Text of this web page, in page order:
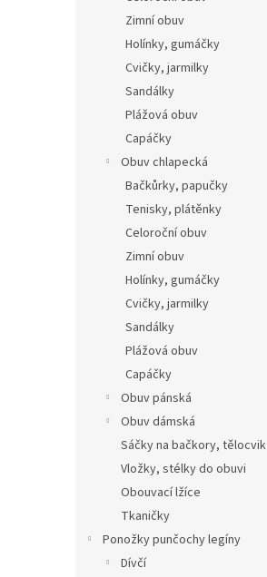
Zimní obuv
Holínky, gumáčky
Cvičky, jarmilky
Sandálky
Plážová obuv
Capáčky
Obuv chlapecká
Bačkůrky, papučky
Tenisky, plátěnky
Celoroční obuv
Zimní obuv
Holínky, gumáčky
Cvičky, jarmilky
Sandálky
Plážová obuv
Capáčky
Obuv pánská
Obuv dámská
Sáčky na bačkory, tělocvik
Vložky, stélky do obuvi
Obouvací lžíce
Tkaničky
Ponožky punčochy legíny
Dívčí